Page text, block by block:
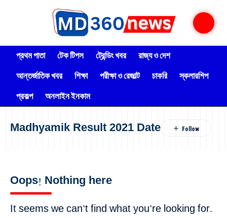
প্রথম পাতা টেক টিপস ট্রেন্ডিং খবর
রাজ্য ও দেশ
আন্তর্জাতিক খবর
শিক্ষা পরীক্ষা ও রেজাল্ট চাকরি
স্কলারশিপ
প্রকল্প
অনলাইন ইনকাম
Madhyamik Result 2021 Date
Oops! Nothing here
It seems we can’t find what you’re looking for.